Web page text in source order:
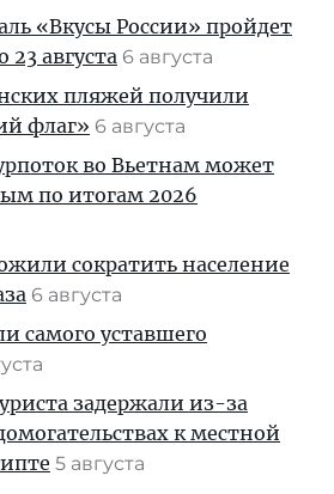
«Вкусы России» пройдет
23 августа 6 августа
пляжей получили
флаг» 6 августа
во Вьетнам может
по итогам 2026
сократить население
6 августа
самого уставшего
задержали из-за
к местной
5 августа